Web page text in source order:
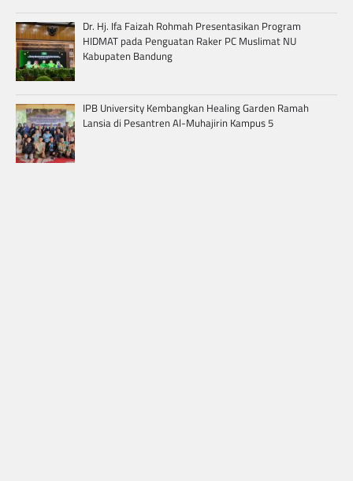
Dr. Hj. Ifa Faizah Rohmah Presentasikan Program
HIDMAT pada Penguatan Raker PC Muslimat NU
Kabupaten Bandung
IPB University Kembangkan Healing Garden Ramah
Lansia di Pesantren Al-Muhajirin Kampus 5